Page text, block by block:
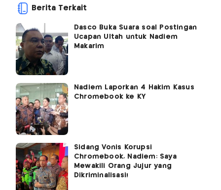
Berita Terkait
Dasco Buka Suara soal Postingan
Ucapan Ultah untuk Nadiem
Makarim
Nadiem Laporkan 4 Hakim Kasus
Chromebook ke KY
Sidang Vonis Korupsi
Chromebook, Nadiem: Saya
Mewakili Orang Jujur yang
Dikriminalisasi!